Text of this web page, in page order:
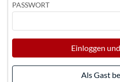
PASSWORT
Einloggen
Als Gast